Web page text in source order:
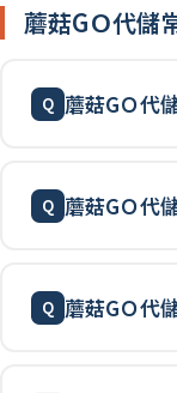
蘑菇GＯ代儲
蘑菇GＯ代
蘑菇GＯ代
蘑菇GＯ代